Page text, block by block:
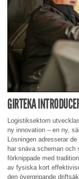
GIRTEKA
Logistiksektorn
ny innovation – en ny,
Lösningen adresserar
har snäva scheman
förknippade med
av fysiska kort
den övergripande